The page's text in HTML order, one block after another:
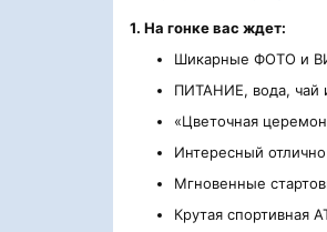
1. На гонке вас ждет:
Шикарные ФОТО и
ПИТАНИЕ, вода, чай
«Цветочная
Интересный
Мгновенные
Крутая спортивная